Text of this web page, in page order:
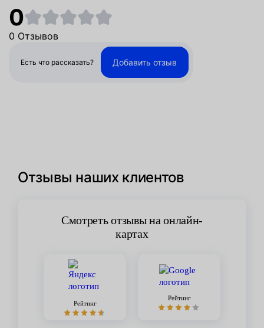
0
0 Отзывов
Есть что рассказать? Добавить отзыв
Отзывы наших клиентов
Смотреть отзывы на онлайн-
картах
Рейтинг
Рейтинг